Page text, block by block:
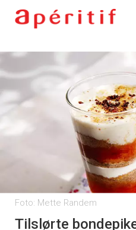
Foto: Mette Randem
Tilslørte